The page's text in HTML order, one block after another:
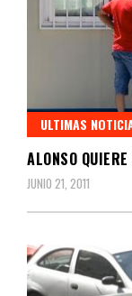
ULTIMAS
ALONSO
JUNIO 21, 2011